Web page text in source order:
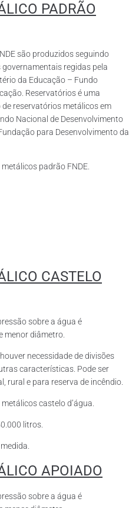
PADRÃO
são produzidos seguindo
regidas pela
da Educação – Fundo
Reservatórios é uma
reservatórios metálicos em
Nacional de Desenvolvimento
para Desenvolvimento da
padrão FNDE.
CASTELO
sobre a água é
menor diâmetro.
necessidade de divisões
características. Pode ser
rural e para reserva de incêndio.
castelo d’água.
litros.
APOIADO
sobre a água é